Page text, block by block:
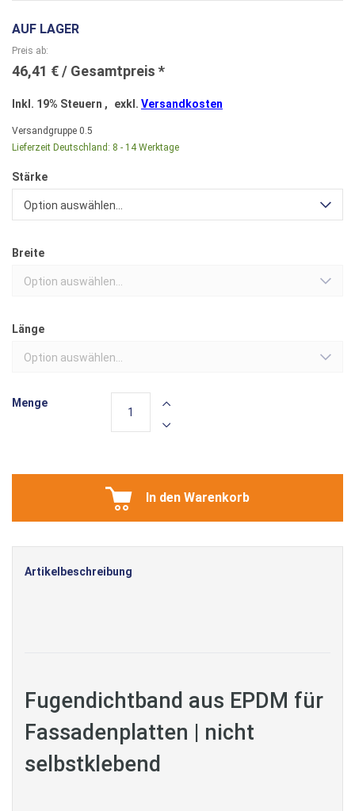
AUF LAGER
Preis ab
46,41 €
Inkl. 19% Steuern , exkl. Versandkosten
Versandgruppe 0.5
Lieferzeit Deutschland: 8 - 14 Werktage
Stärke
Option auswählen...
Breite
Option auswählen...
Länge
Option auswählen...
Menge
In den Warenkorb
Artikelbeschreibung
Fugendichtband aus EPDM für
Fassadenplatten | nicht
selbstklebend